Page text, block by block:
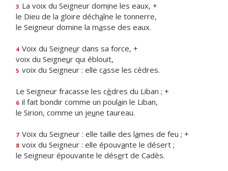
3 La voix du Seigneur domine les eaux, +
le Dieu de la gloire déchaîne le tonnerre,
le Seigneur domine la masse des eaux.
4 Voix du Seigneur dans sa force, +
voix du Seigneur qui éblouit,
5 voix du Seigneur : elle casse les cèdres.
Le Seigneur fracasse les cèdres du Liban ; +
6 il fait bondir comme un poulain le Liban,
le Sirion, comme un jeune taureau.
7 Voix du Seigneur : elle taille des lames de feu ; +
8 voix du Seigneur : elle épouvante le désert ;
le Seigneur épouvante le désert de Cadès.